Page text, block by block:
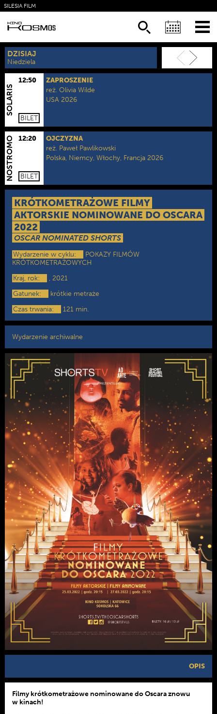
SILESIA FILM
KSIĄŻKI
NEWSLETTER
DZISIAJ
Niedziela
JUTRO
Poniedziałek
SOLARIS
12:50
BILET
ZAPROSZENIE
reż. Olivia Wilde
USA 2026
NOSTROMO 12:20
BILET
OJCZYZNA
reż. Paweł Pawlikowski
Polska, Niemcy, Włochy, Francja 2026
KRÓTKOMETRAŻOWE FILMY
AKTORSKIE NOMINOWANE DO OSCARA
2022
OSCAR NOMINATED SHORTS
Wydarzenie w cyklu:
POKAZY FILMÓW
KRÓTKOMETRAŻOWYCH
Kraj, rok:
, 2021
Gatunek:
krótkie metraże
Czas trwania:
121 min.
Wydarzenie archiwalne
OPIS
Filmy krótkometrażowe nominowane do Oscara znowu
w kinach!